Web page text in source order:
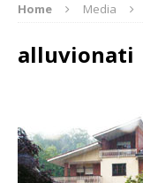
Home Media
alluvionati